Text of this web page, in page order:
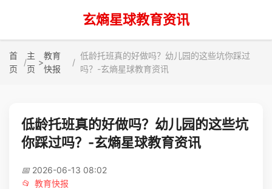
玄熵星球教育资讯
首
页
主
页
>
教育
快报
低龄托班真的好做吗？幼儿园的这些坑你踩过
吗？-玄熵星球教育资讯
低龄托班真的好做吗？幼儿园的这些坑
你踩过吗？-玄熵星球教育资讯
📅 2026-06-13 08:02
📂 教育快报